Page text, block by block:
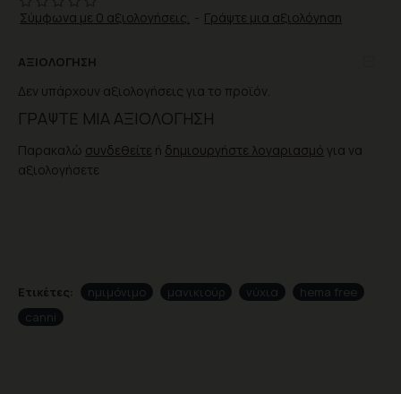
Σύμφωνα με 0 αξιολογήσεις. - Γράψτε μια αξιολόγηση
ΑΞΙΟΛΌΓΗΣΗ
Δεν υπάρχουν αξιολογήσεις για το προϊόν.
ΓΡΆΨΤΕ ΜΙΑ ΑΞΙΟΛΌΓΗΣΗ
Παρακαλώ συνδεθείτε ή δημιουργήστε λογαριασμό για να
αξιολογήσετε
Ετικέτες: ημιμόνιμο μανικιούρ νύχια
hema free
canni